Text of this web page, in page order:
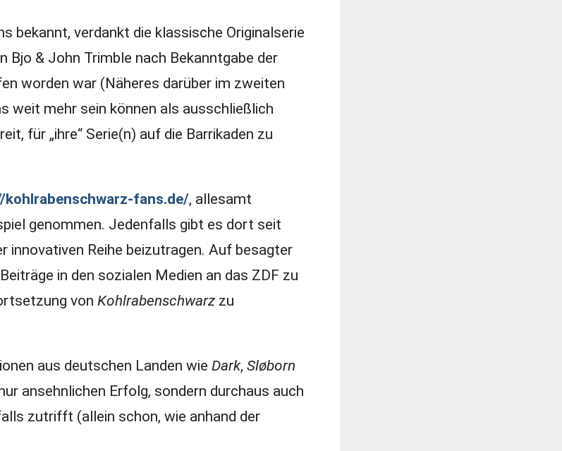
bekannt, verdankt die klassische Originalserie
Bjo & John Trimble nach Bekanntgabe der
worden war (Näheres darüber im zweiten
weit mehr sein können als ausschließlich
für „ihre“ Serie(n) auf die Barrikaden zu
kohlrabenschwarz-fans.de/, allesamt
genommen. Jedenfalls gibt es dort seit
innovativen Reihe beizutragen. Auf besagter
in den sozialen Medien an das ZDF zu
von Kohlrabenschwarz zu
aus deutschen Landen wie Dark, Sløborn
ansehnlichen Erfolg, sondern durchaus auch
zutrifft (allein schon, wie anhand der